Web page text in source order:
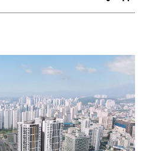
유
스